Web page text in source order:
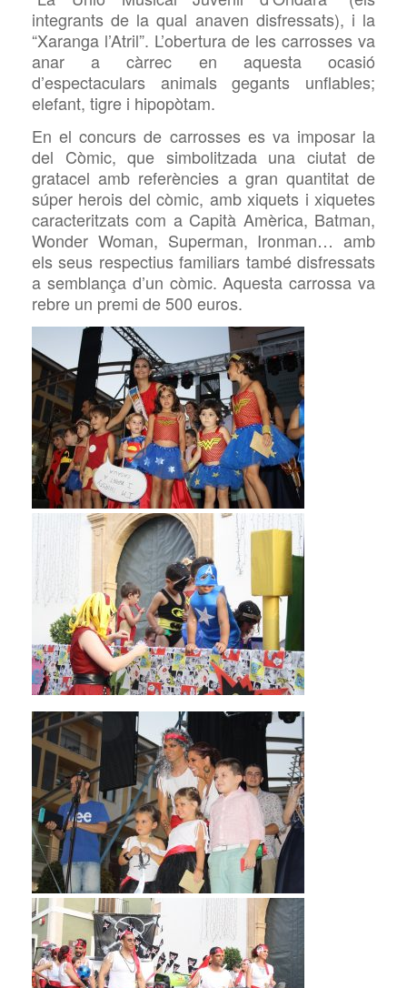
integrants de la qual anaven disfressats), i la
“Xaranga l’Atril”. L’obertura de les carrosses va
anar a càrrec en aquesta ocasió
d’espectaculars animals gegants unflables;
elefant, tigre i hipopòtam.
En el concurs de carrosses es va imposar la
del Còmic, que simbolitzada una ciutat de
gratacel amb referències a gran quantitat de
súper herois del còmic, amb xiquets i xiquetes
caracteritzats com a Capità Amèrica, Batman,
Wonder Woman, Superman, Ironman… amb
els seus respectius familiars també disfressats
a semblança d’un còmic. Aquesta carrossa va
rebre un premi de 500 euros.